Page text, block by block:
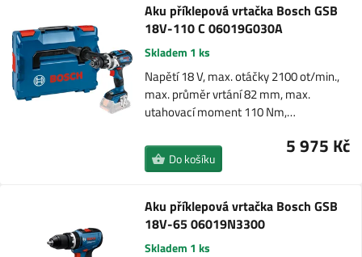
Aku příklepová vrtačka Bosch GSB
18V-110 C 06019G030A
Skladem 1 ks
Napětí 18 V, max. otáčky 2100 ot/min.,
max. průměr vrtání 82 mm, max.
utahovací moment 110 Nm,…
5 975 Kč
Do košíku
Aku příklepová vrtačka Bosch GSB
18V-65 06019N3300
Skladem 1 ks